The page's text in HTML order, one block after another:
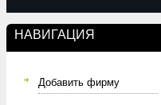
НАВИГАЦИЯ
Добавить фирму